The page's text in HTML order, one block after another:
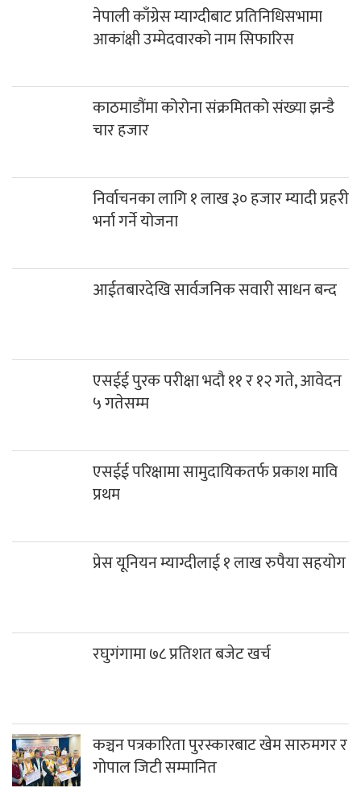
नेपाली काँग्रेस म्याग्दीबाट प्रतिनिधिसभामा
आकांक्षी उम्मेदवारको नाम सिफारिस
काठमाडौंमा कोरोना संक्रमितको संख्या झन्डै
चार हजार
निर्वाचनका लागि १ लाख ३० हजार म्यादी प्रहरी
भर्ना गर्ने योजना
आईतबारदेखि सार्वजनिक सवारी साधन बन्द
एसईई पुरक परीक्षा भदौ ११ र १२ गते, आवेदन
५ गतेसम्म
एसईई परिक्षामा सामुदायिकतर्फ प्रकाश मावि
प्रथम
प्रेस यूनियन म्याग्दीलाई १ लाख रुपैया सहयोग
रघुगंगामा ७८ प्रतिशत बजेट खर्च
कञ्चन पत्रकारिता पुरस्कारबाट खेम सारुमगर र
गोपाल जिटी सम्मानित